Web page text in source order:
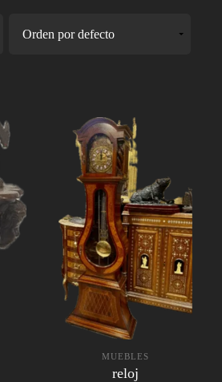
MUEBLES
reloj